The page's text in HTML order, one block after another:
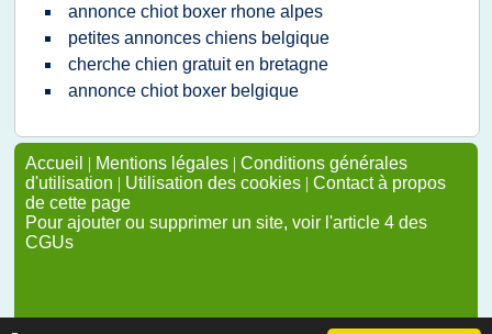
annonce chiot boxer rhone alpes
petites annonces chiens belgique
cherche chien gratuit en bretagne
annonce chiot boxer belgique
Accueil | Mentions légales | Conditions générales
d'utilisation | Utilisation des cookies | Contact à propos
de cette page
Pour ajouter ou supprimer un site, voir l'article 4 des
CGUs